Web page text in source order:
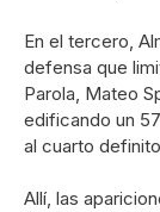
En el tercero,
defensa que
Parola, Mateo
edificando un
al cuarto
Allí, las